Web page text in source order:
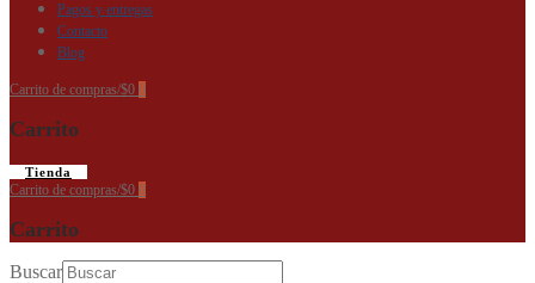
Pagos y entregas
Contacto
Blog
Carrito de compras/$0 0
Carrito
Tienda
Carrito de compras/$0 0
Carrito
Buscar